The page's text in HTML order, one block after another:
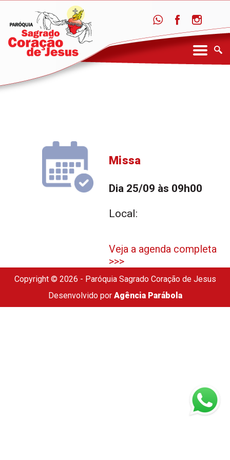
Missa
Dia 25/09 às 09h00
Local:
Veja a agenda completa
>>>
Copyright © 2026 - Paróquia Sagrado Coração de Jesus
Desenvolvido por Agência Parábola